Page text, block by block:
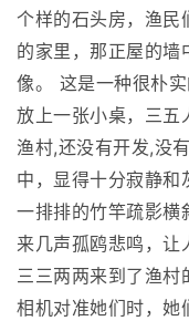
个样的石头房，渔民
的家里，那正屋的墙
像。 这是一种很朴
放上一张小桌，三五
渔村,还没有开发,没
中，显得十分寂静和
一排排的竹竿疏影横
来几声孤鸥悲鸣，让
三三两两来到了渔
相机对准她们时，她